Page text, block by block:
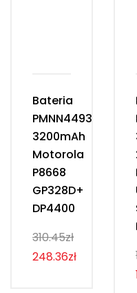
Bateria
PMNN4493D
3200mAh
Motorola
P8668
GP328D+
DP4400
310.45zł
248.36zł